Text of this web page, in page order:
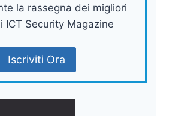
la rassegna dei migliori
ICT Security Magazine
Iscriviti Ora